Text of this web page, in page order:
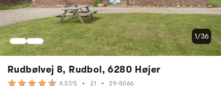
Rudbølvej 8, Rudbol, 6280 Højer
4.37/5 • 21 • 29-5066
1/36